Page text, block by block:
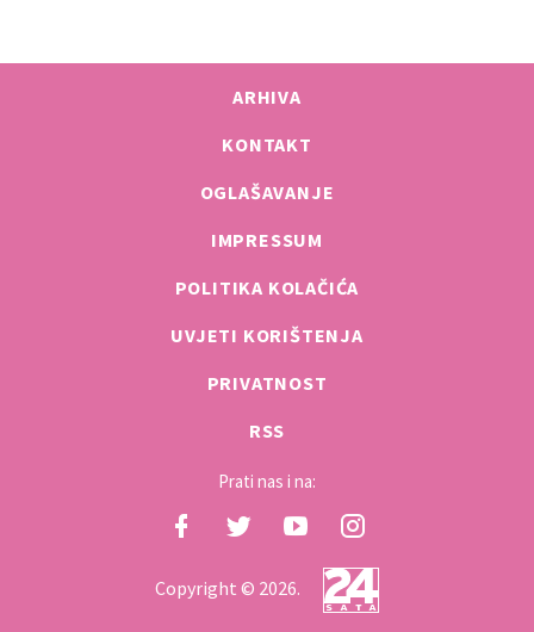
ARHIVA
KONTAKT
OGLAŠAVANJE
IMPRESSUM
POLITIKA KOLAČIĆA
UVJETI KORIŠTENJA
PRIVATNOST
RSS
Prati nas i na:
Copyright © 2026.